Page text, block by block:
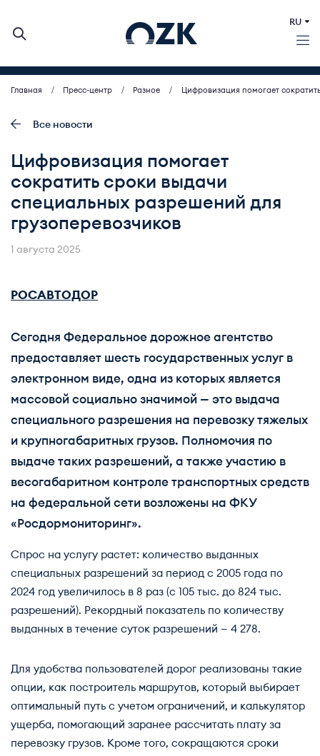
ИНВЕСТОРАМ
МСП (ЗАКУПКИ)
ПРЕСС-ЦЕНТР
КОНТАКТЫ
RU
Главная Пресс-центр Разное Цифровизация помогает
Все новости
Цифровизация помогает
сократить сроки выдачи
специальных разрешений для
грузоперевозчиков
1 августа 2025
РОСАВТОДОР
Сегодня Федеральное дорожное агентство
предоставляет шесть государственных услуг в
электронном виде, одна из которых является
массовой социально значимой — это выдача
специального разрешения на перевозку тяжелых
и крупногабаритных грузов. Полномочия по
выдаче таких разрешений, а также участию в
весогабаритном контроле транспортных средств
на федеральной сети возложены на ФКУ
«Росдормониторинг».
Спрос на услугу растет: количество выданных
специальных разрешений за период с 2005 года по
2024 год увеличилось в 8 раз (с 105 тыс. до 824 тыс.
разрешений). Рекордный показатель по количеству
выданных в течение суток разрешений — 4 278.
Для удобства пользователей дорог реализованы такие
опции, как построитель маршрутов, который выбирает
оптимальный путь с учетом ограничений, и калькулятор
ущерба, помогающий заранее рассчитать плату за
перевозку грузов. Кроме того, сокращаются сроки